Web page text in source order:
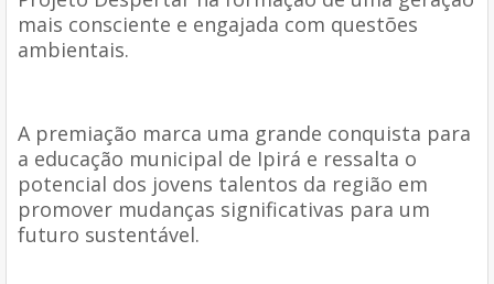
mais consciente e engajada com questões
ambientais.
A premiação marca uma grande conquista para
a educação municipal de Ipirá e ressalta o
potencial dos jovens talentos da região em
promover mudanças significativas para um
futuro sustentável.